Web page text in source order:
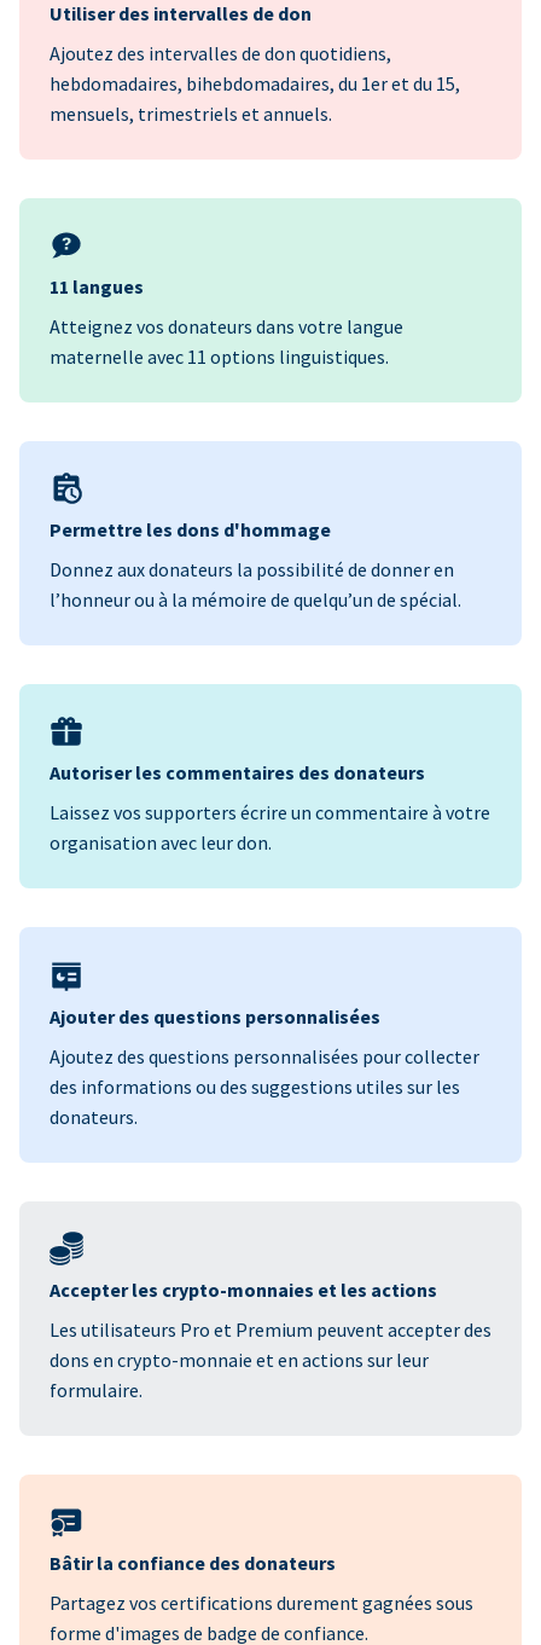
Utiliser des intervalles de don
Ajoutez des intervalles de don quotidiens,
hebdomadaires, bihebdomadaires, du 1er et du 15,
mensuels, trimestriels et annuels.
11 langues
Atteignez vos donateurs dans votre langue
maternelle avec 11 options linguistiques.
Permettre les dons d'hommage
Donnez aux donateurs la possibilité de donner en
l’honneur ou à la mémoire de quelqu’un de spécial.
Autoriser les commentaires des donateurs
Laissez vos supporters écrire un commentaire à votre
organisation avec leur don.
Ajouter des questions personnalisées
Ajoutez des questions personnalisées pour collecter
des informations ou des suggestions utiles sur les
donateurs.
Accepter les crypto-monnaies et les actions
Les utilisateurs Pro et Premium peuvent accepter des
dons en crypto-monnaie et en actions sur leur
formulaire.
Bâtir la confiance des donateurs
Partagez vos certifications durement gagnées sous
forme d'images de badge de confiance.